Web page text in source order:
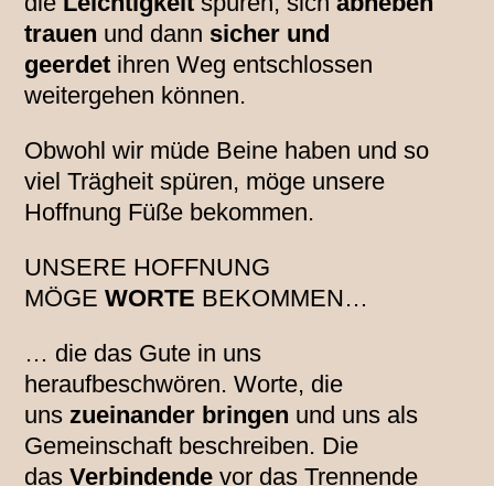
trauen und dann sicher und
geerdet ihren Weg entschlossen
weitergehen können.
Obwohl wir müde Beine haben und so
viel Trägheit spüren, möge unsere
Hoffnung Füße bekommen.
UNSERE HOFFNUNG
MÖGEWORTE BEKOMMEN…
… die das Gute in uns
heraufbeschwören. Worte, die
unszueinander bringen und uns als
Gemeinschaft beschreiben. Die
dasVerbindende vor das Trennende